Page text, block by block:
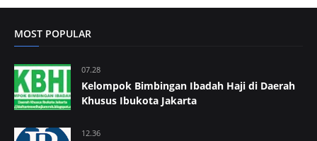
MOST POPULAR
07.28
Kelompok Bimbingan Ibadah Haji di Daerah
Khusus Ibukota Jakarta
12.36